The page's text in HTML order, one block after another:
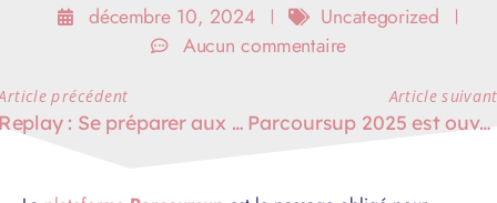
décembre 10, 2024 Uncategorized
Aucun commentaire
précédent
Replay : Se préparer aux études d’orthophonie et du soin
Article suivant
Parcoursup 2025 est ouvert : Téléchargez votre guide Spécial Paramédical !